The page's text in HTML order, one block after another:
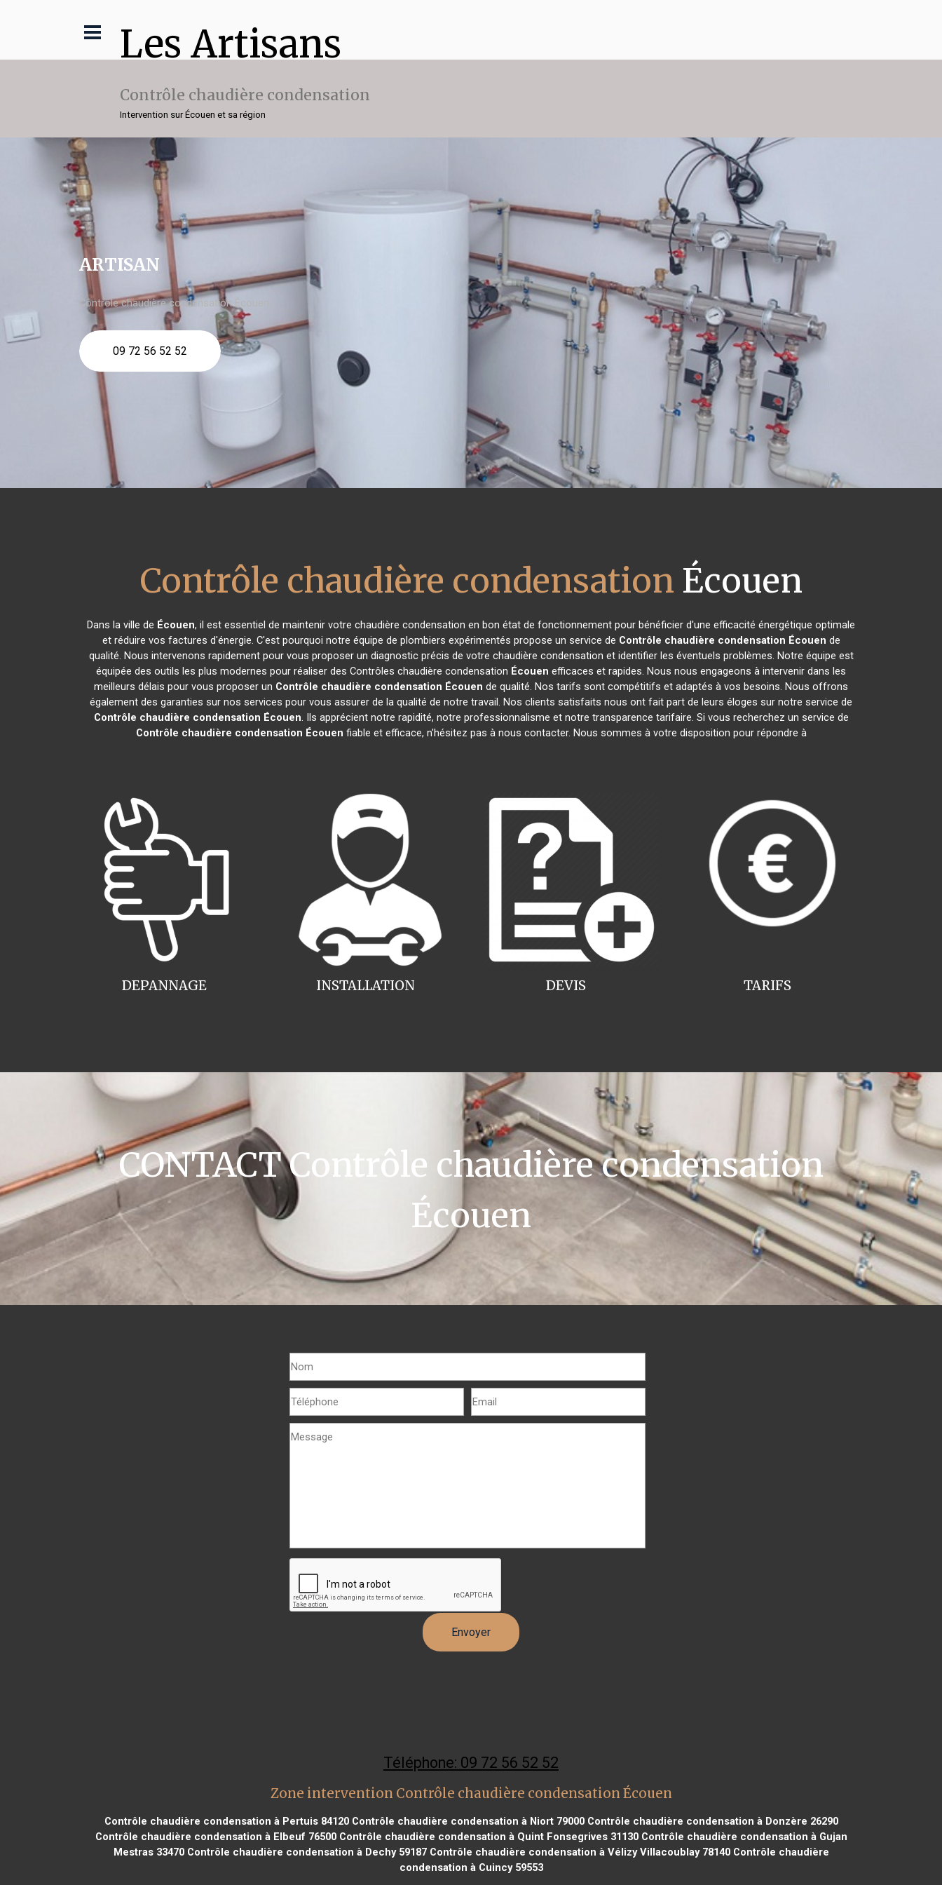
Les Artisans
Contrôle chaudière condensation
Intervention sur Écouen et sa région
ARTISAN
Contrôle chaudière condensation Écouen
09 72 56 52 52
Contrôle chaudière condensation Écouen
Dans la ville de Écouen, il est essentiel de maintenir votre chaudière condensation en bon état de fonctionnement pour bénéficier d'une efficacité énergétique optimale
et réduire vos factures d'énergie. C'est pourquoi notre équipe de plombiers expérimentés propose un service de Contrôle chaudière condensation Écouen de
qualité. Nous intervenons rapidement pour vous proposer un diagnostic précis de votre chaudière condensation et identifier les éventuels problèmes. Notre équipe est
équipée des outils les plus modernes pour réaliser des Contrôles chaudière condensation Écouen efficaces et rapides. Nous nous engageons à intervenir dans les
meilleurs délais pour vous proposer un Contrôle chaudière condensation Écouen de qualité. Nos tarifs sont compétitifs et adaptés à vos besoins. Nous offrons
également des garanties sur nos services pour vous assurer de la qualité de notre travail. Nos clients satisfaits nous ont fait part de leurs éloges sur notre service de
Contrôle chaudière condensation Écouen. Ils apprécient notre rapidité, notre professionnalisme et notre transparence tarifaire. Si vous recherchez un service de
Contrôle chaudière condensation Écouen fiable et efficace, n'hésitez pas à nous contacter. Nous sommes à votre disposition pour répondre à
INSTALLATION
DEPANNAGE TARIFS
DEVIS
CONTACT Contrôle chaudière condensation
Écouen
Téléphone: 09 72 56 52 52
Zone intervention Contrôle chaudière condensation Écouen
Contrôle chaudière condensation à Pertuis 84120Contrôle chaudière condensation à Niort 79000Contrôle chaudière condensation à Donzère 26290
Contrôle chaudière condensation à Elbeuf 76500Contrôle chaudière condensation à Quint Fonsegrives 31130Contrôle chaudière condensation à Gujan
Mestras 33470Contrôle chaudière condensation à Dechy 59187Contrôle chaudière condensation à Vélizy Villacoublay 78140Contrôle chaudière
condensation à Cuincy 59553